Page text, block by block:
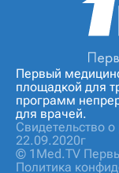
Первый
площадкой для
программ
для врачей.
Свидетельство
22.09.2020г
© 1Med.TV
Политика